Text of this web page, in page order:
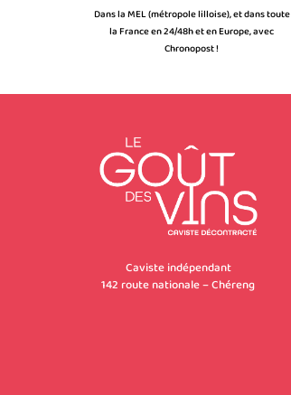
Dans la MEL (métropole lilloise), et dans toute
la France en 24/48h et en Europe, avec
Chronopost !
Caviste indépendant
142 route nationale – Chéreng